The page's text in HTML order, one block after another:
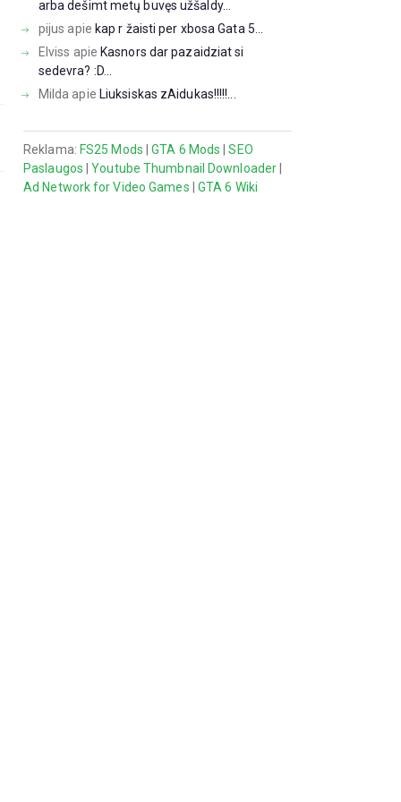
arba dešimt metų buvęs užšaldy...
pijus apie kap r žaisti per xbosa Gata 5...
Elviss apie Kasnors dar pazaidziat si
sedevra? :D...
Milda apie Liuksiskas zAidukas!!!!!...
Reklama: FS25 Mods |GTA 6 Mods |SEO
Paslaugos |Youtube Thumbnail Downloader
Ad Network for Video Games
GTA 6 Wiki